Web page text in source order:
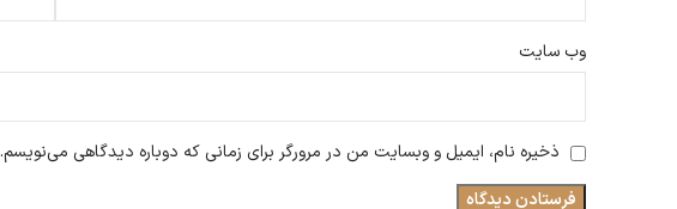
وب‌ سایت
ذخیره نام، ایمیل و وبسایت من در مرورگر برای زمانی که دوباره دیدگاهی می‌نویسم.